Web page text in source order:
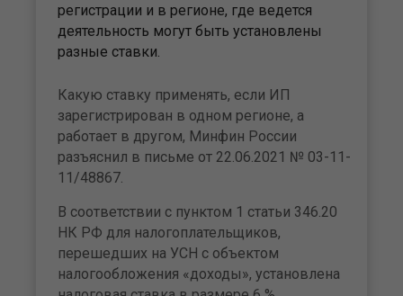
регистрации и в регионе, где ведется
деятельность могут быть установлены
разные ставки.
Какую ставку применять, если ИП
зарегистрирован в одном регионе, а
работает в другом, Минфин России
разъяснил в письме от 22.06.2021 № 03-11-
11/48867.
В соответствии с пунктом 1 статьи 346.20
НК РФ для налогоплательщиков,
перешедших на УСН с объектом
налогообложения «доходы», установлена